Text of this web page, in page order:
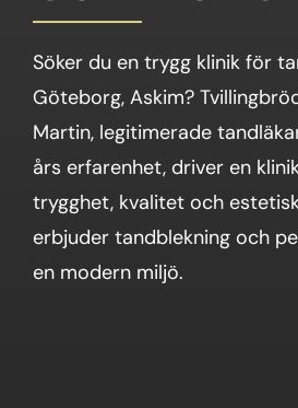
Söker du en trygg klinik för
Göteborg, Askim?
Martin, legitimerade
års erfarenhet, driver en
trygghet, kvalitet och
erbjuder tandblekning och
en modern miljö.